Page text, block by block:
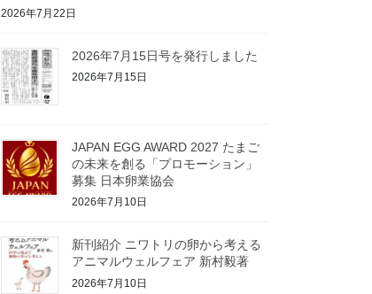
2026年7月22日
2026年7月15日号を発行しました
2026年7月15日
JAPAN EGG AWARD 2027 たまご
の未来を創る「プロモーション」
募集 日本卵業協会
2026年7月10日
新刊紹介 ニワトリの卵から考える
アニマルウェルフェア 新村毅著
2026年7月10日